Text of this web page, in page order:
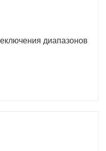
диапазонов